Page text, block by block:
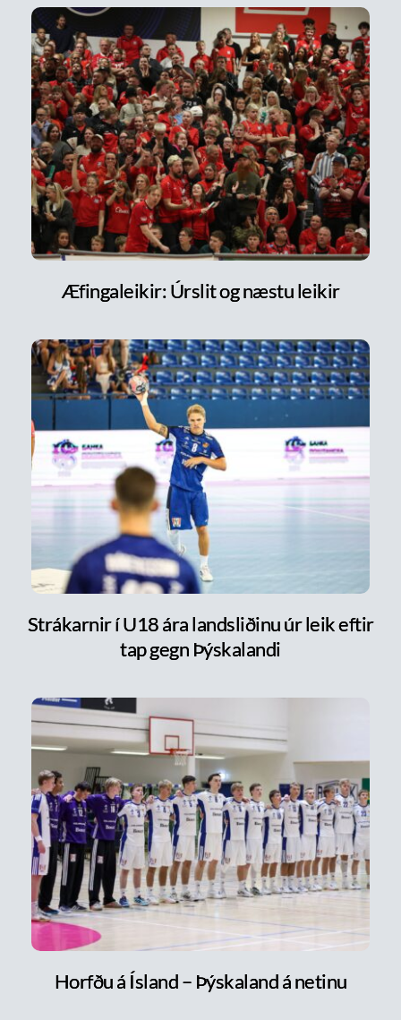
Æfingaleikir: Úrslit og næstu leikir
Strákarnir í U18 ára landsliðinu úr leik eftir
tap gegn Þýskalandi
Horfðu á Ísland – Þýskaland á netinu